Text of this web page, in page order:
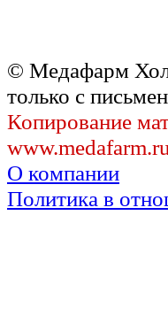
© Медафарм
только с
Копирование
О компании
Политика в